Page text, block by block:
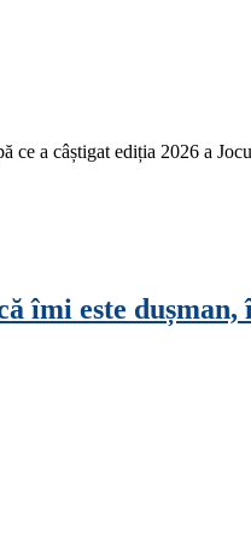
ce a câștigat ediția 2026 a
îmi este dușman,